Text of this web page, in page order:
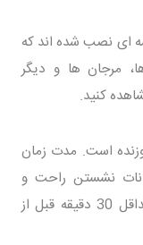
ای نصب شده اند که
مرجان ها و دیگر
کنید.
است. مدت زمان
نشستن راحت و
سرویس بهداشتی در کشتی وجود دارد. حداقل 30 دقیقه قبل از